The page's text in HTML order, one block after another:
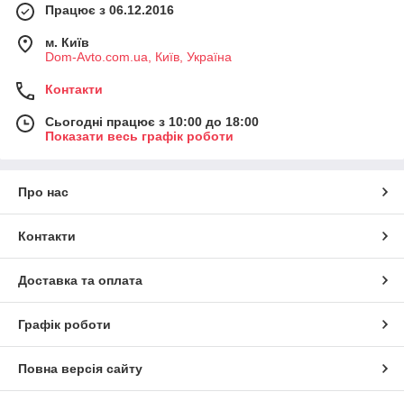
реализуется с гарантией от производителя. Возможна
поставка под заказ.
Оригинальная ручка переключения
водителю выбирать диапазон работы
коробки — быстро, легко и эффективно.
Цены минимальные!
Працює з 06.12.2016
м. Київ
Dom-Avto.com.ua, Київ, Україна
Контакти
Сьогодні працює з 10:00 до 18:00
Показати весь графік роботи
Про нас
Контакти
Доставка та оплата
Графік роботи
Повна версія сайту